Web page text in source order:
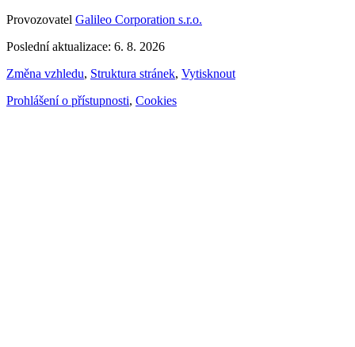
Provozovatel Galileo Corporation s.r.o.
Poslední aktualizace: 6. 8. 2026
Změna vzhledu, Struktura stránek, Vytisknout
Prohlášení o přístupnosti, Cookies